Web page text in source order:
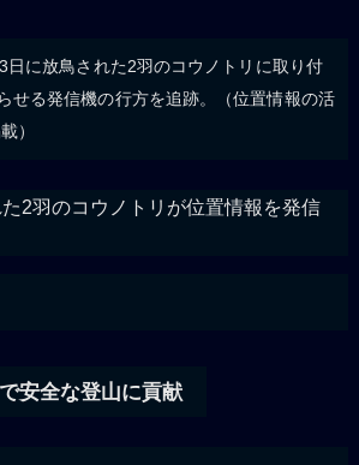
日に放鳥された2羽のコウノトリに取り付
せる発信機の行方を追跡。（位置情報の活
）
2羽のコウノトリが位置情報を発信
安全な登山に貢献